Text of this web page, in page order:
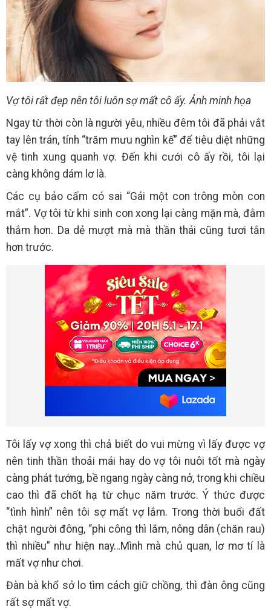
Vợ tôi rất đẹp nên tôi luôn sợ mất cô ấy. Ảnh minh họa
Ngay từ thời còn là người yêu, nhiều đêm tôi đã phải vắt
tay lên trán, tính “trăm mưu nghìn kế” để tiêu diệt những
vệ tinh xung quanh vợ. Đến khi cưới cô ấy rồi, tôi lại
càng không dám lơ là.
Các cụ bảo cấm có sai “Gái một con trông mòn con
mắt”. Vợ tôi từ khi sinh con xong lại càng mặn mà, đằm
thắm hơn. Da dẻ mượt mà mà thần thái cũng tươi tắn
hơn trước.
Tôi lấy vợ xong thì chả biết do vui mừng vì lấy được vợ
nên tinh thần thoải mái hay do vợ tôi nuôi tốt mà ngày
càng phát tướng, bề ngang ngày càng nở, trong khi chiều
cao thì đã chốt hạ từ chục năm trước. Ý thức được
“tình hình” nên tôi sợ mất vợ lắm. Trong thời buổi đất
chật người đông, “phi công thì lắm, nông dân (chăn rau)
thì nhiều” như hiện nay…Mình mà chủ quan, lơ mơ tí là
mất vợ như chơi.
Đàn bà khổ sở lo tìm cách giữ chồng, thì đàn ông cũng
rất sợ mất vợ.